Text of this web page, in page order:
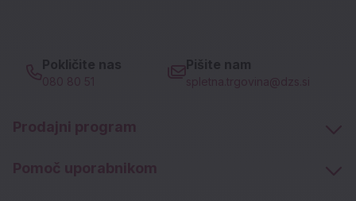
Pokličite nas
080 80 51
Pišite nam
spletna.trgovina@dzs.si
Prodajni program
Pomoč uporabnikom